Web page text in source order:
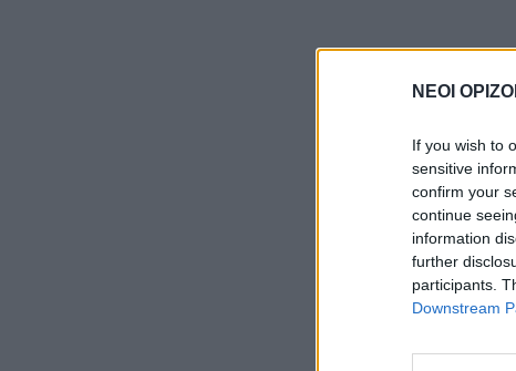
ΝΕΟΙ
If you wish to
sensitive
confirm your
continue
information
further
participants.
Downstream